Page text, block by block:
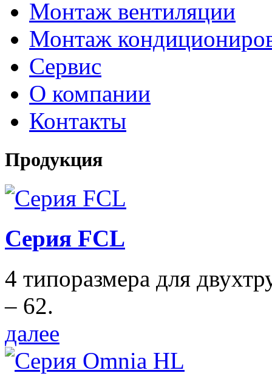
Монтаж вентиляции
Монтаж
Сервис
О компании
Контакты
Продукция
Серия FCL
4 типоразмера для
– 62.
далее